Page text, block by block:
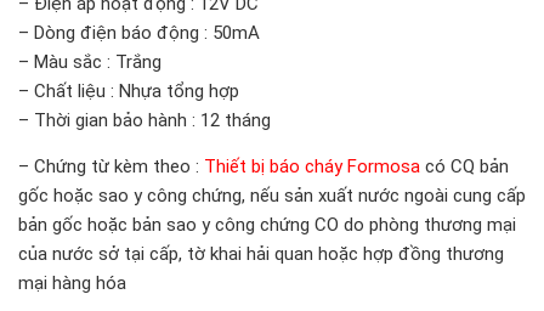
– Dòng điện báo động : 50mA
– Màu sắc : Trắng
– Chất liệu : Nhựa tổng hợp
– Thời gian bảo hành : 12 tháng
– Chứng từ kèm theo : Thiết bị báo cháy Formosa có CQ bản
gốc hoặc sao y công chứng, nếu sản xuất nước ngoài cung cấp
bản gốc hoặc bản sao y công chứng CO do phòng thương mại
của nước sở tại cấp, tờ khai hải quan hoặc hợp đồng thương
mại hàng hóa